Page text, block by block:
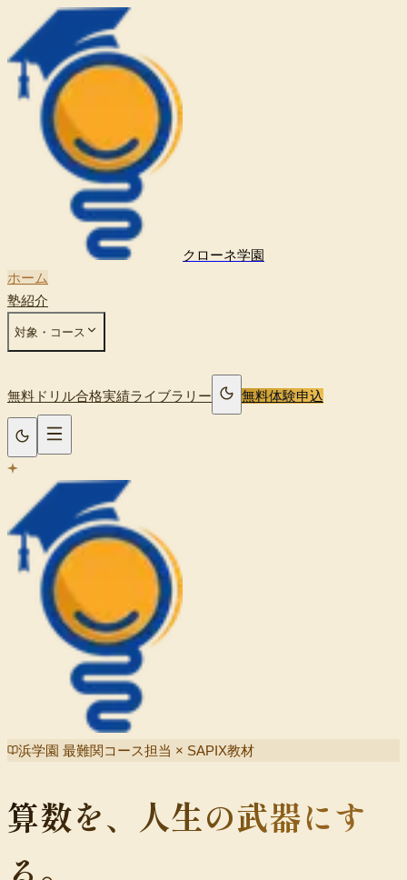
クローネ学園
ホーム
塾紹介
対象・コース
無料ドリル合格実績ライブラリー 無料体験申込
小学生（中学受験）中学生
浜学園 最難関コース担当 × SAPIX教材
算数を、 人生の武器にす
る。